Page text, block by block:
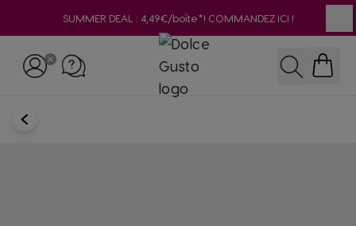
SUMMER DEAL : 4,49€/boîte*! COMMANDEZ ICI !
Rechercher
RETOUR